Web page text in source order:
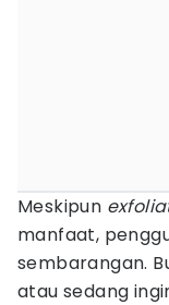
Meskipun
manfaat,
sembarangan.
atau sedang